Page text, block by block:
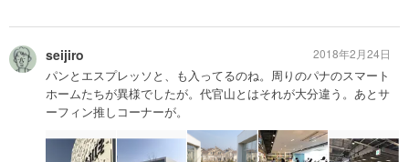
seijiro
パンとエスプレッソと、も入ってるのね。周りのパナのスマート
ホームたちが異様でしたが。代官山とはそれが大分違う。あとサ
ーフィン推しコーナーが。
2018年2月24日